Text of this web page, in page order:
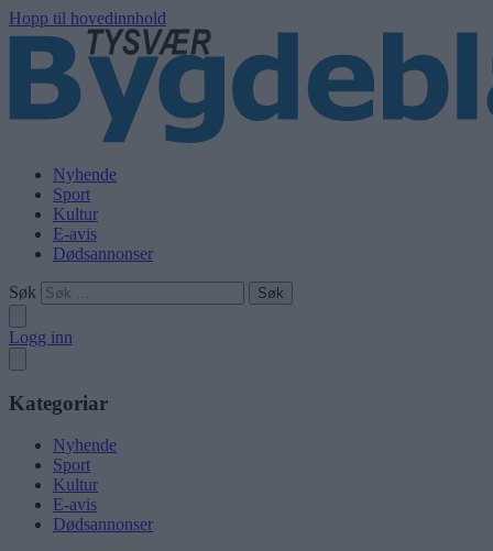
Hopp til hovedinnhold
Nyhende
Sport
Kultur
E-avis
Dødsannonser
Søk
Logg inn
Kategoriar
Nyhende
Sport
Kultur
E-avis
Dødsannonser